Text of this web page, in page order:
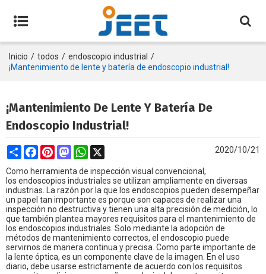
Inicio / todos / endoscopio industrial /
¡Mantenimiento de lente y batería de endoscopio industrial!
¡Mantenimiento De Lente Y Batería De
Endoscopio Industrial!
ShareFacebookPinterestMastodonWhatsApp 2020/10/21
Como herramienta de inspección visual convencional,
los endoscopios industriales se utilizan ampliamente en diversas
industrias. La razón por la que los endoscopios pueden desempeñar
un papel tan importante es porque son capaces de realizar una
inspección no destructiva y tienen una alta precisión de medición, lo
que también plantea mayores requisitos para el mantenimiento de
los endoscopios industriales. Solo mediante la adopción de
métodos de mantenimiento correctos, el endoscopio puede
servirnos de manera continua y precisa. Como parte importante de
la lente óptica, es un componente clave de la imagen. En el uso
diario, debe usarse estrictamente de acuerdo con los requisitos